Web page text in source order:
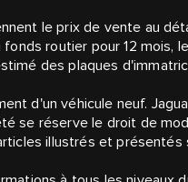
le prix de vente au
routier pour 12 mois,
des plaques
d'un véhicule neuf.
se réserve le droit de
illustrés et présentés